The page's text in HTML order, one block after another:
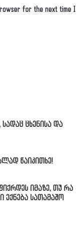
for the next time I
ცხენისა და
წაიკითხე!
იმაზე, თუ რა
ექნება სათამაშო